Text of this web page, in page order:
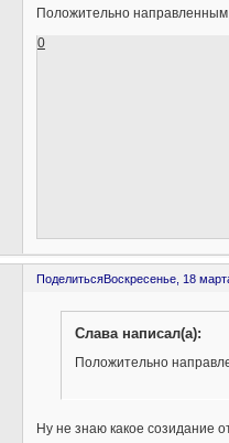
Положительно
0
ПоделитьсяВоскресенье, 18
Слава написал(а):
Положительно
Ну не знаю какое созидание